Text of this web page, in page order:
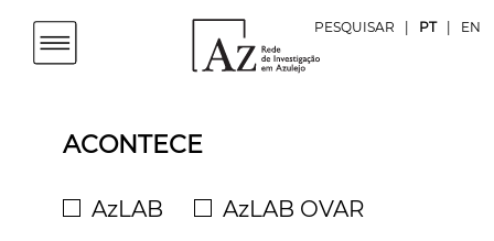
PESQUISAR PT EN
ACONTECE
AzLAB AzLAB OVAR